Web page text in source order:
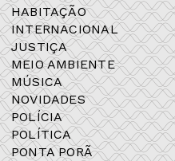
HABITAÇÃO
INTERNACIONAL
JUSTIÇA
MEIO AMBIENTE
MÚSICA
NOVIDADES
POLÍCIA
POLÍTICA
PONTA PORÃ